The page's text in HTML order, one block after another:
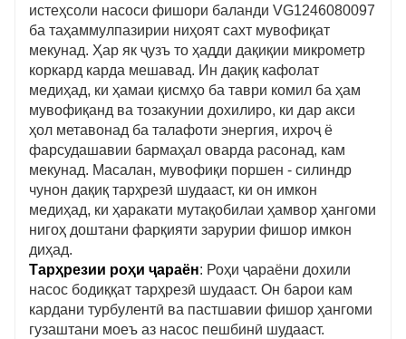
истеҳсоли насоси фишори баланди VG1246080097
ба таҳаммулпазирии ниҳоят сахт мувофиқат
мекунад. Ҳар як ҷузъ то ҳадди дақиқии микрометр
коркард карда мешавад. Ин дақиқ кафолат
медиҳад, ки ҳамаи қисмҳо ба таври комил ба ҳам
мувофиқанд ва тозакунии дохилиро, ки дар акси
ҳол метавонад ба талафоти энергия, ихроҷ ё
фарсудашавии бармаҳал оварда расонад, кам
мекунад. Масалан, мувофиқи поршен - силиндр
чунон дақиқ тарҳрезӣ шудааст, ки он имкон
медиҳад, ки ҳаракати мутақобилаи ҳамвор ҳангоми
нигоҳ доштани фарқияти зарурии фишор имкон
диҳад.
Тарҳрезии роҳи ҷараён: Роҳи ҷараёни дохили
насос бодиққат тарҳрезӣ шудааст. Он барои кам
кардани турбулентӣ ва пастшавии фишор ҳангоми
гузаштани моеъ аз насос пешбинӣ шудааст.